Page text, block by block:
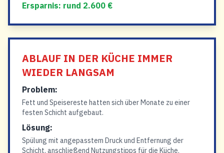
Ersparnis: rund 2.600 €
ABLAUF IN DER KÜCHE IMMER
WIEDER LANGSAM
Problem:
Fett und Speisereste hatten sich über Monate zu einer
festen Schicht aufgebaut.
Lösung:
Spülung mit angepasstem Druck und Entfernung der
Schicht, anschließend Nutzungstipps für die Küche.